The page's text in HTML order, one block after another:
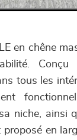
en chêne
Conçu
tous les
niche, ainsi
proposé en